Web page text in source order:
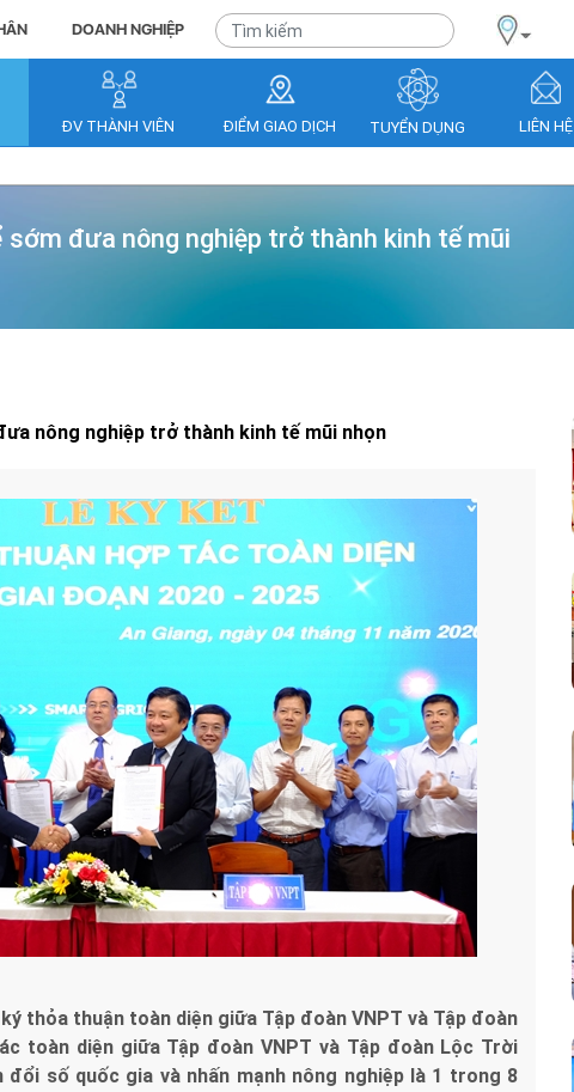
DOANH NGHIỆP
ĐV THÀNH VIÊN ĐIỂM GIAO DỊCH TUYỂN DỤNG LIÊN HỆ
sớm đưa nông nghiệp trở thành kinh tế mũi
nông nghiệp trở thành kinh tế mũi nhọn
thỏa thuận toàn diện giữa Tập đoàn VNPT và Tập đoàn
toàn diện giữa Tập đoàn VNPT và Tập đoàn Lộc Trời
đổi số quốc gia và nhấn mạnh nông nghiệp là 1 trong 8